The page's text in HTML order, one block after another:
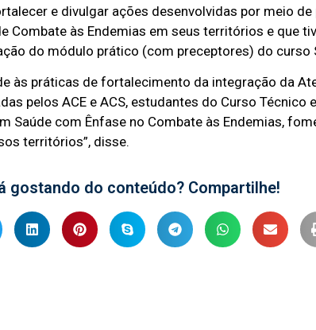
e divulgar ações desenvolvidas por meio
Combate às Endemias em seus territórios e que
do módulo prático (com preceptores) do curso
às práticas de fortalecimento da integração da
pelos ACE e ACS, estudantes do Curso Técnico
Saúde com Ênfase no Combate às Endemias,
territórios”, disse.
gostando do conteúdo? Compartilhe!